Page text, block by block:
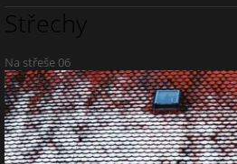
Střechy
Na střeše 06